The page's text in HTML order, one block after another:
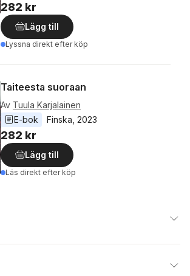
282 kr
Lägg till
Lyssna direkt efter köp
Taiteesta suoraan
Av Tuula Karjalainen
E-bok
Finska 2023
282 kr
Lägg till
Läs direkt efter köp